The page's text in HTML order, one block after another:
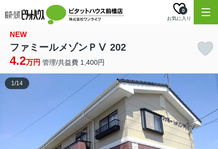
お気に入り
0
NEW
ファミールメゾンＰⅤ 202
4.2万円 管理/共益費 1,400円
1/14